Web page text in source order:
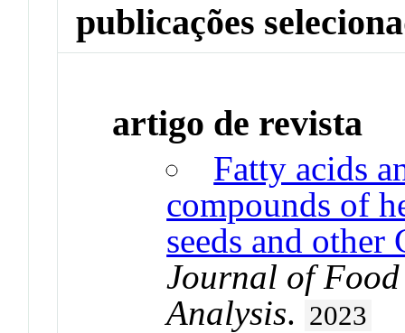
publicações
artigo de revista
Fatty acids
compounds of
seeds and other
Journal of
Analysis. 2023